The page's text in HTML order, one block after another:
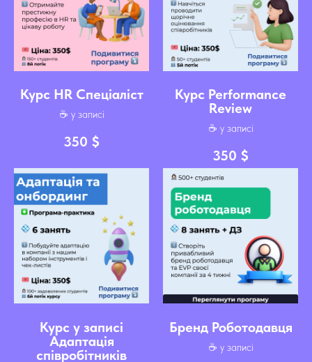
Курс HR Спеціаліст
☕️ у записі
350 $
Курс Performance
Review
☕️ у записі
350 $
Курс у записі
Адаптація
співробітників
Бренд Роботодавця
☕️ у записі